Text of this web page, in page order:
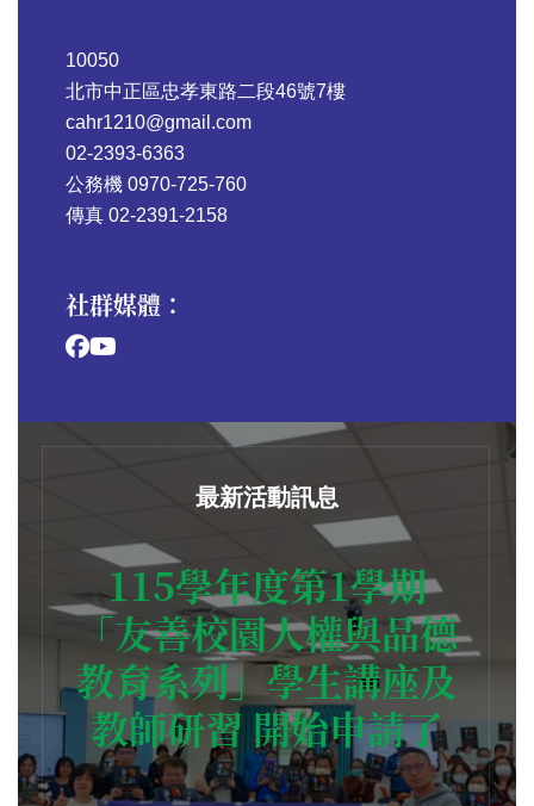
10050
北市中正區忠孝東路二段46號7樓
cahr1210@gmail.com
02-2393-6363
公務機 0970-725-760
傳真 02-2391-2158
社群媒體：
最新活動訊息
115學年度第1學期
「友善校園人權與品德
教育系列」學生講座及
教師研習 開始申請了